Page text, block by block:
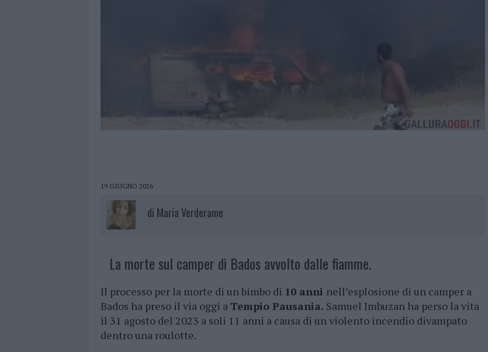
19 GIUGNO 2026
di Maria Verderame
La morte sul camper di Bados avvolto dalle fiamme.
Il processo per la morte di un bimbo di 10 anni nell’esplosione di un camper a
Bados ha preso il via oggi aTempio Pausania. Samuel Imbuzan ha perso la vita
il 31 agosto del 2023 a soli 11 anni a causa di un violento incendio divampato
dentro una roulotte.